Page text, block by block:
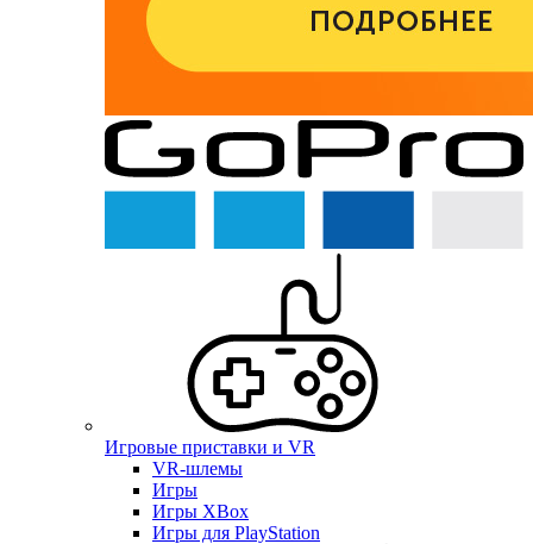
Игровые приставки и VR
VR-шлемы
Игры
Игры XBox
Игры для PlayStation